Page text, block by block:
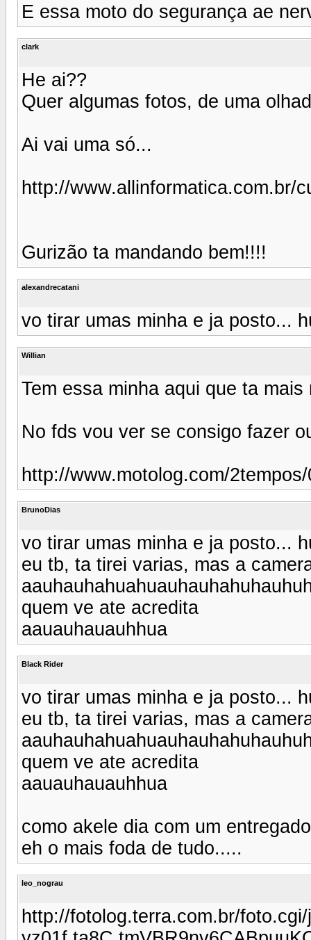
E essa moto do segurança ae
clark
He ai??
Quer algumas fotos, de uma
Ai vai uma só...
http://www.allinformatica.com.br/
Gurizão ta mandando bem!!!!
alexandrecatani
vo tirar umas minha e ja posto...
Willian
Tem essa minha aqui que ta
No fds vou ver se consigo fazer
http://www.motolog.com/
BrunoDias
vo tirar umas minha e ja posto...
eu tb, ta tirei varias, mas a
quem ve ate acredita
aauauhauauhhua
Black Rider
vo tirar umas minha e ja posto...
eu tb, ta tirei varias, mas a
quem ve ate acredita
aauauhauauhhua
como akele dia com um
eh o mais foda de tudo.....
leo_nograu
http://fotolog.terra.com.br/